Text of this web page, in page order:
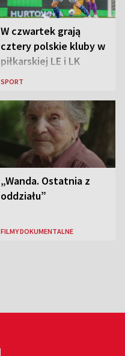
W czwartek grają
cztery polskie kluby w
piłkarskiej LE i LK
SPORT
„Wanda. Ostatnia z
oddziału”
FILMY DOKUMENTALNE